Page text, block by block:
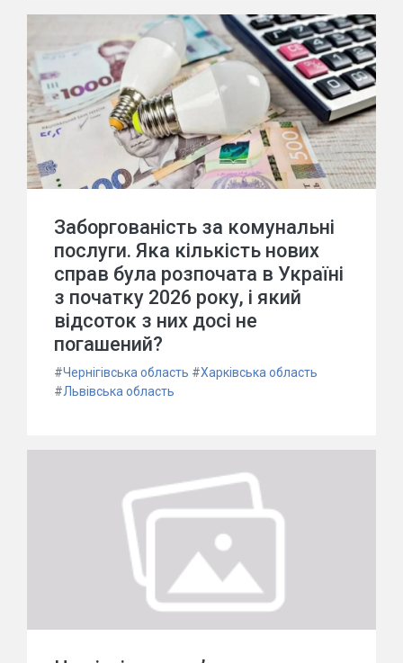
Заборгованість за комунальні
послуги. Яка кількість нових
справ була розпочата в Україні
з початку 2026 року, і який
відсоток з них досі не
погашений?
#Чернігівська область #Харківська область
#Львівська область